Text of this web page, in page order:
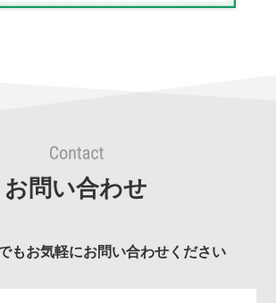
お問い合わせ
もお気軽にお問い合わせください